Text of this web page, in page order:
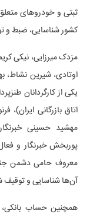
کشور شناسایی، ضبط
مزدک میرزایی، نیکی
اوتادی، شیرین نشاط،
یکی از کارگردانان
اتاق بازرگانی ایران)،
مهشید حسینی
پوربخش خبرنگار و
معروف حامی دشمن
آن‌ها شناسایی و
همچنین حساب